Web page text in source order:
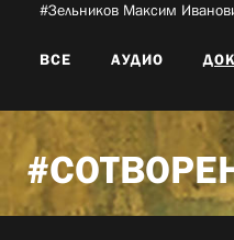
#Зельников Максим
ВСЕ АУДИО